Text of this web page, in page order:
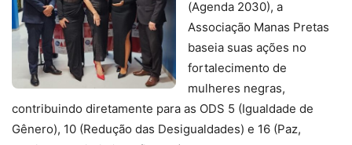
(Agenda 2030), a
Associação Manas Pretas
baseia suas ações no
fortalecimento de
mulheres negras,
contribuindo diretamente para as ODS 5 (Igualdade de
Gênero), 10 (Redução das Desigualdades) e 16 (Paz,